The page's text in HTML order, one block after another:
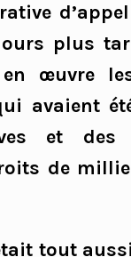
plus
œuvre
avaient
et
de
tout